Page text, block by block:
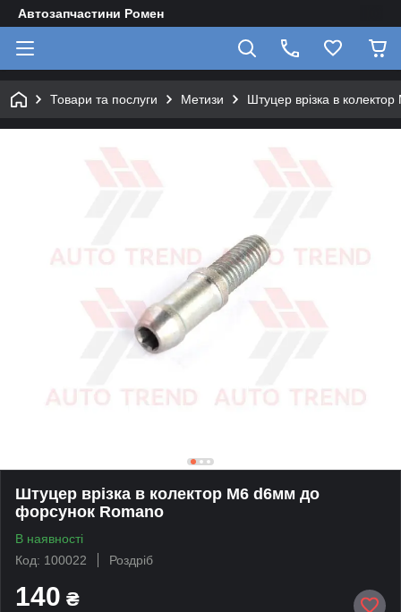
Автозапчастини Ромен
Товари та послуги Метизи Штуцер врізка в
Штуцер врізка в колектор М6 d6мм до
форсунок Romano
В наявності
Код: 100022
Роздріб
140 ₴